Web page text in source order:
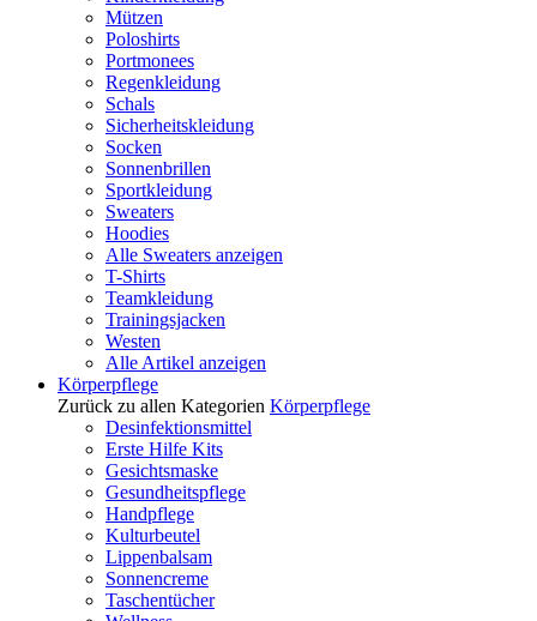
Mützen
Poloshirts
Portmonees
Regenkleidung
Schals
Sicherheitskleidung
Socken
Sonnenbrillen
Sportkleidung
Sweaters
Hoodies
Alle Sweaters anzeigen
T-Shirts
Teamkleidung
Trainingsjacken
Westen
Alle Artikel anzeigen
Körperpflege
Zurück zu allen Kategorien Körperpflege
Desinfektionsmittel
Erste Hilfe Kits
Gesichtsmaske
Gesundheitspflege
Handpflege
Kulturbeutel
Lippenbalsam
Sonnencreme
Taschentücher